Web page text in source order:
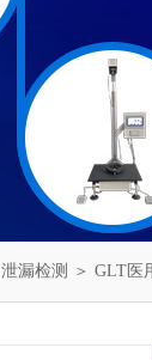
泄漏检测 ＞ GLT医